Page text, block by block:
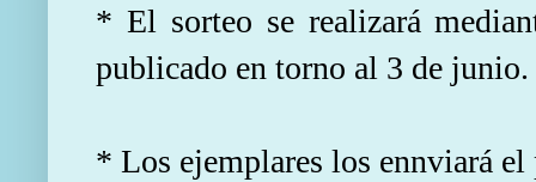
* El sorteo se realizará
publicado en torno al 3 de junio.
* Los ejemplares los ennviará